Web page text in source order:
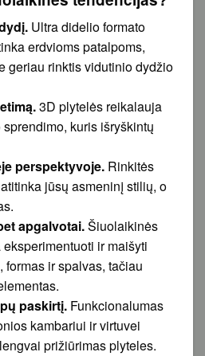
Ultra didelio formato
erdvioms patalpoms,
geriau rinktis vidutinio dydžio
3D plytelės reikalauja
kuris išryškintų
perspektyvoje. Rinkitės
jūsų asmeninį stilių, o
apgalvotai.Šiuolaikinės
ir maišyti
formas ir spalvas, tačiau
paskirtį. Funkcionalumas
kambariui ir virtuvei
prižiūrimas plyteles.